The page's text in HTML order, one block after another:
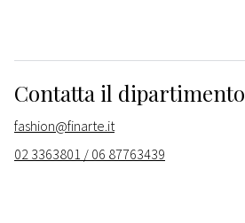
Contatta il dipartimento
fashion@finarte.it
02 3363801 / 06 87763439